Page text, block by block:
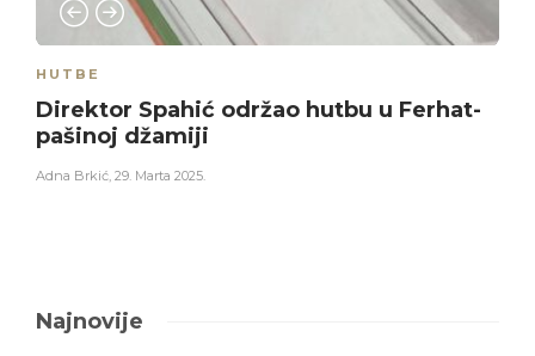
HUTBE
Direktor Spahić održao hutbu u Ferhat-
pašinoj džamiji
Adna Brkić 29. Marta 2025.
Najnovije